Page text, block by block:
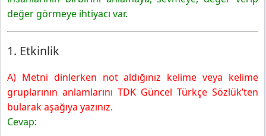
değer görmeye ihtiyacı var.
1. Etkinlik
A) Metni dinlerken not aldığınız kelime veya kelime
gruplarının anlamlarını TDK Güncel Türkçe Sözlük’ten
bularak aşağıya yazınız.
Cevap: